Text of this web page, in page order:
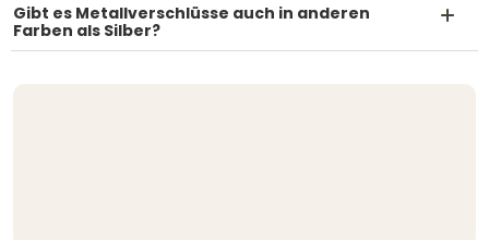
Gibt es Metallverschlüsse auch in anderen
Farben als Silber?